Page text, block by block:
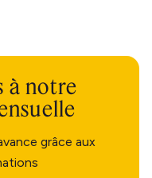
à notre
grâce aux